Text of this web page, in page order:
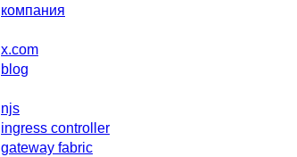
компания
x.com
blog
njs
ingress controller
gateway fabric